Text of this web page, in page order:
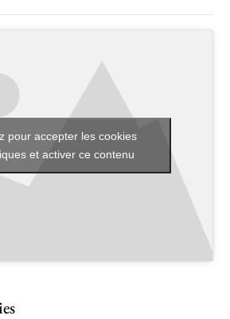
vous de l’APHG
de recrutement
scolaires
tables rondes
pour accepter les cookies
et activer ce contenu